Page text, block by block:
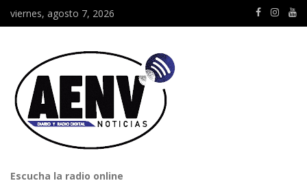
viernes, agosto 7, 2026
Escucha la radio online